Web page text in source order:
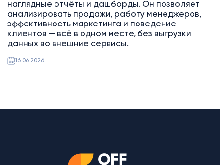
наглядные отчёты и дашборды. Он позволяет
анализировать продажи, работу менеджеров,
эффективность маркетинга и поведение
клиентов — всё в одном месте, без выгрузки
данных во внешние сервисы.
16.06.2026